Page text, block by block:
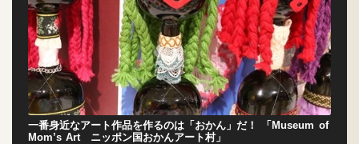
一番身近なアート作品を作るのは「おかん」だ！ 「Museum of
Mom’s Art ニッポン国おかんアート村」